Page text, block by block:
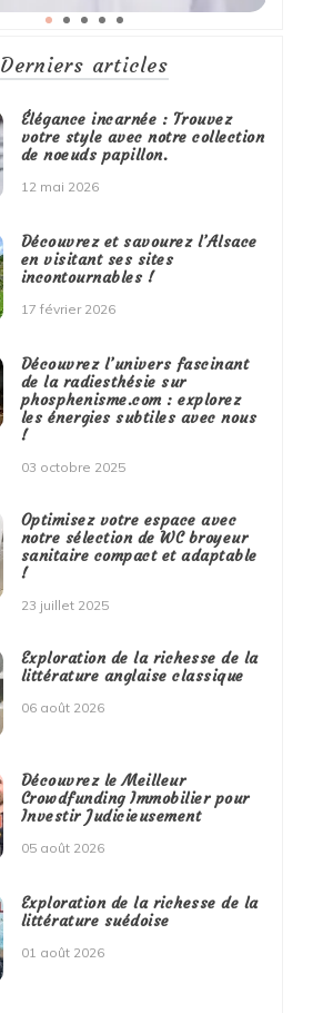
Derniers articles
Élégance incarnée : Trouvez
votre style avec notre collection
de noeuds papillon.
12 mai 2026
Découvrez et savourez l’Alsace
en visitant ses sites
incontournables !
17 février 2026
Découvrez l’univers fascinant
de la radiesthésie sur
phosphenisme.com : explorez
les énergies subtiles avec nous
!
03 octobre 2025
Optimisez votre espace avec
notre sélection de WC broyeur
sanitaire compact et adaptable
!
23 juillet 2025
Exploration de la richesse de la
littérature anglaise classique
06 août 2026
Découvrez le Meilleur
Crowdfunding Immobilier pour
Investir Judicieusement
05 août 2026
Exploration de la richesse de la
littérature suédoise
01 août 2026